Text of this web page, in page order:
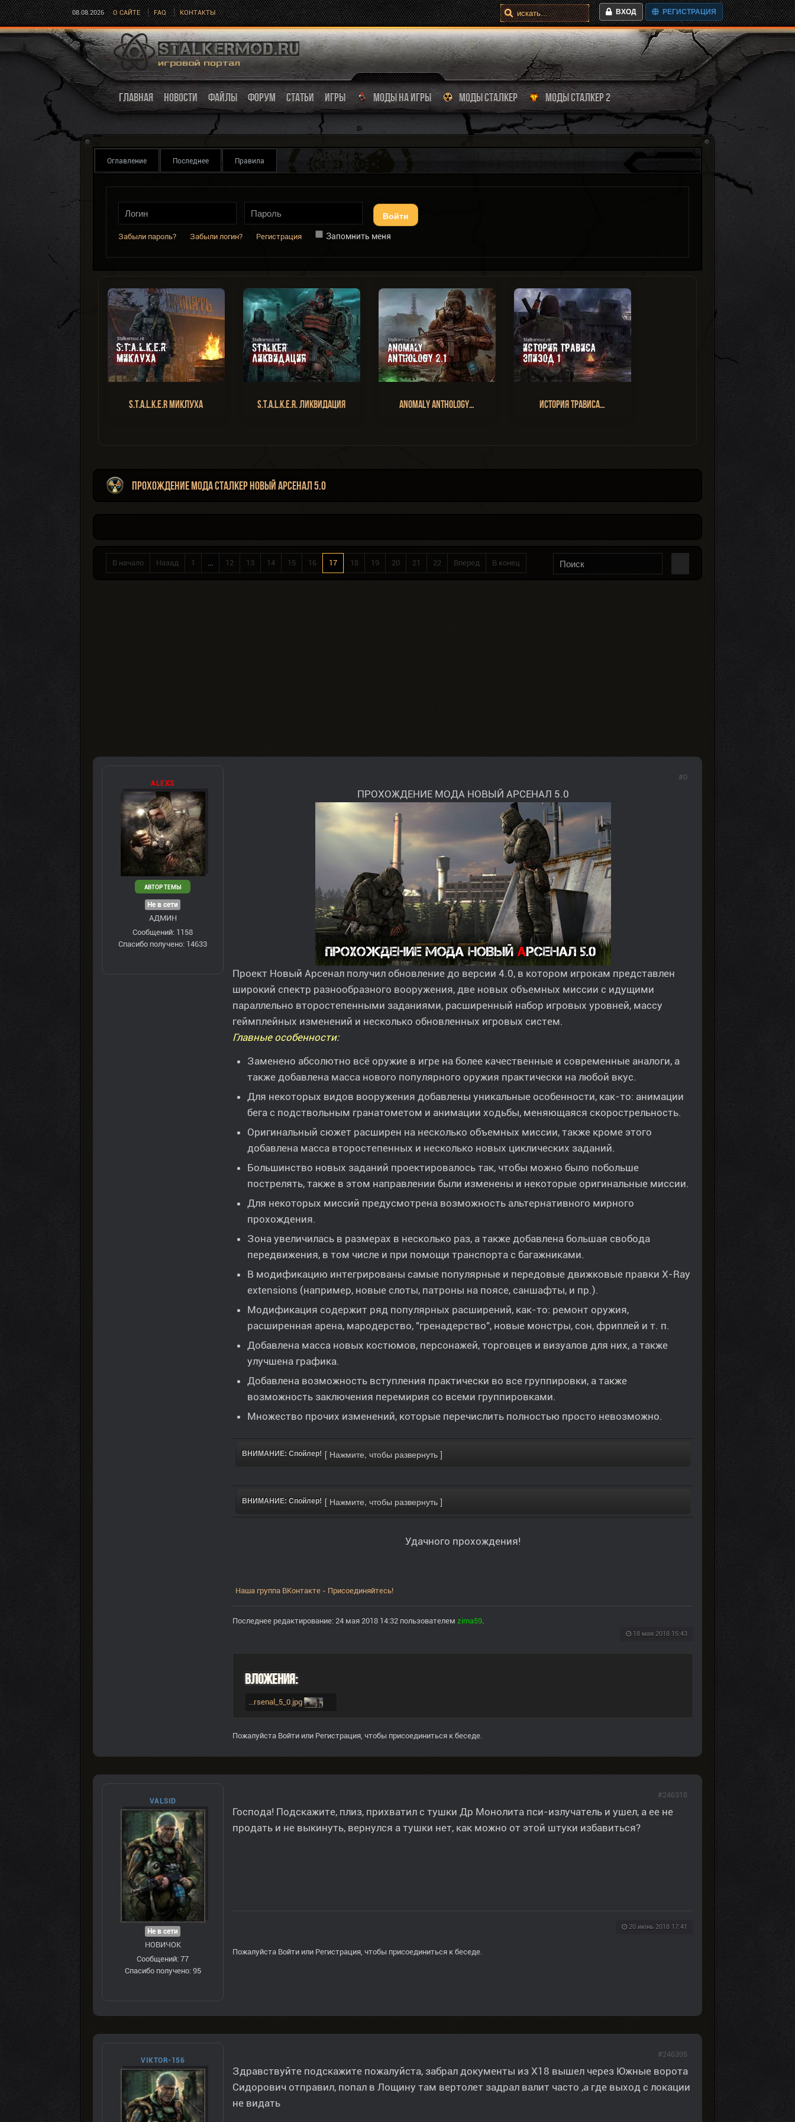
08.08.2026 О САЙТЕ FAQ КОНТАКТЫ ВХОД РЕГИСТРАЦИЯ
ГЛАВНАЯ НОВОСТИ ФАЙЛЫ ФОРУМ СТАТЬИ ИГРЫ МОДЫ НА ИГРЫ МОДЫ СТАЛКЕР МОДЫ СТАЛКЕР 2
Оглавление Последнее Правила
Войти
Забыли пароль? Забыли логин? Регистрация Запомнить меня
S.T.A.L.K.E.R Миклуха S.T.A.L.K.E.R. Ликвидация Anomaly Anthology… История Трависа…
Прохождение мода Сталкер Новый Арсенал 5.0
В начало Назад 1 ... 12 13 14 15 16 17 18 19 20 21 22 Вперед В конец
ALEXS
АВТОР ТЕМЫ
Не в сети
АДМИН
Сообщений: 1158
Спасибо получено: 14633
ПРОХОЖДЕНИЕ МОДА НОВЫЙ АРСЕНАЛ 5.0
Проект Новый Арсенал получил обновление до версии 4.0, в котором игрокам представлен
широкий спектр разнообразного вооружения, две новых объемных миссии с идущими
параллельно второстепенными заданиями, расширенный набор игровых уровней, массу
геймплейных изменений и несколько обновленных игровых систем.
Главные особенности:
Заменено абсолютно всё оружие в игре на более качественные и современные аналоги, а
также добавлена масса нового популярного оружия практически на любой вкус.
Для некоторых видов вооружения добавлены уникальные особенности, как-то: анимации
бега с подствольным гранатометом и анимации ходьбы, меняющаяся скорострельность.
Оригинальный сюжет расширен на несколько объемных миссии, также кроме этого
добавлена масса второстепенных и несколько новых циклических заданий.
Большинство новых заданий проектировалось так, чтобы можно было побольше
пострелять, также в этом направлении были изменены и некоторые оригинальные миссии.
Для некоторых миссий предусмотрена возможность альтернативного мирного
прохождения.
Зона увеличилась в размерах в несколько раз, а также добавлена большая свобода
передвижения, в том числе и при помощи транспорта с багажниками.
В модификацию интегрированы самые популярные и передовые движковые правки X-Ray
extensions (например, новые слоты, патроны на поясе, саншафты, и пр.).
Модификация содержит ряд популярных расширений, как-то: ремонт оружия,
расширенная арена, мародерство, "гренадерство", новые монстры, сон, фриплей и т. п.
Добавлена масса новых костюмов, персонажей, торговцев и визуалов для них, а также
улучшена графика.
Добавлена возможность вступления практически во все группировки, а также
возможность заключения перемирия со всеми группировками.
Множество прочих изменений, которые перечислить полностью просто невозможно.
ВНИМАНИЕ: Спойлер!
ВНИМАНИЕ: Спойлер!
Удачного прохождения!
Наша группа ВКонтакте - Присоединяйтесь!
Последнее редактирование: 24 мая 2018 14:32 пользователем zima59.
18 мая 2018 15:43
#0
Вложения:
...rsenal_5_0.jpg
Пожалуйста Войти или Регистрация, чтобы присоединиться к беседе.
VALSID
Не в сети
НОВИЧОК
Сообщений: 77
Спасибо получено: 95
Господа! Подскажите, плиз, прихватил с тушки Др Монолита пси-излучатель и ушел, а ее не
продать и не выкинуть, вернулся а тушки нет, как можно от этой штуки избавиться?
20 июнь 2018 17:41
#246318
Пожалуйста Войти или Регистрация, чтобы присоединиться к беседе.
VIKTOR-156
Здравствуйте подскажите пожалуйста, забрал документы из Х18 вышел через Южные ворота
Сидорович отправил, попал в Лощину там вертолет задрал валит часто ,а где выход с локации
не видать
#246395